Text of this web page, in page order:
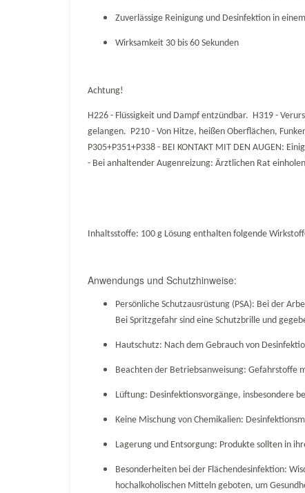
Zuverlässige Reinigung und Desinfektion in
Wirksamkeit 30 bis 60 Sekunden
Achtung!
H226 - Flüssigkeit und Dampf entzündbar. H319 -
gelangen. P210 - Von Hitze, heißen Oberflächen,
P305+P351+P338 - BEI KONTAKT MIT DEN AUGEN:
- Bei anhaltender Augenreizung: Ärztlichen Rat
Inhaltsstoffe: 100 g Lösung enthalten folgende
Anwendungs und Schutzhinweise:
Persönliche Schutzausrüstung (PSA): Bei der
Bei Spritzgefahr sind eine Schutzbrille und
Hautschutz: Nach dem Gebrauch von
Beachten der Betriebsanweisung: Gefahrstoffe
Lüftung: Desinfektionsvorgänge, insbesondere
Keine Mischung von Chemikalien:
Lagerung und Entsorgung: Produkte sollten in
Besonderheiten bei der Flächendesinfektion:
hochalkoholischen Mitteln geboten, um